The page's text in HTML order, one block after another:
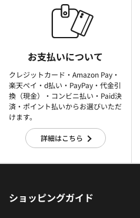
お支払いについて
クレジットカード・Amazon Pay・
楽天ぺイ・d払い・PayPay・代金引
換（現金）・コンビニ払い・Paid決
済・ポイント払いからお選びいただ
けます。
詳細はこちら
ショッピングガイド